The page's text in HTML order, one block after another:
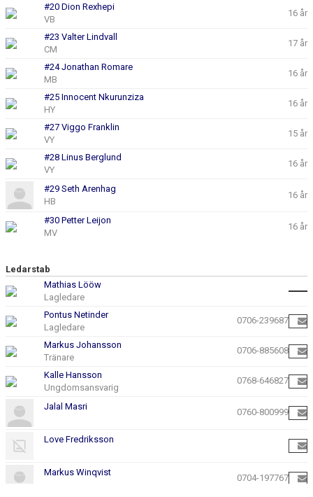
#20 Dion Rexhepi
VB
16 år
#23 Valter Lindvall
CM
17 år
#24 Jonathan Romare
MB
16 år
#25 Innocent Nkurunziza
HY
16 år
#27 Viggo Franklin
VY
15 år
#28 Linus Berglund
VY
16 år
#29 Seth Arenhag
HB
16 år
#30 Petter Leijon
MV
16 år
Ledarstab
Mathias Lööw
Lagledare
Pontus Netinder
Lagledare
0706-239687
Markus Johansson
Tränare
0706-885608
Kalle Hansson
Ungdomsansvarig
0768-646827
Jalal Masri
0760-800999
Love Fredriksson
Markus Winqvist
0704-197767